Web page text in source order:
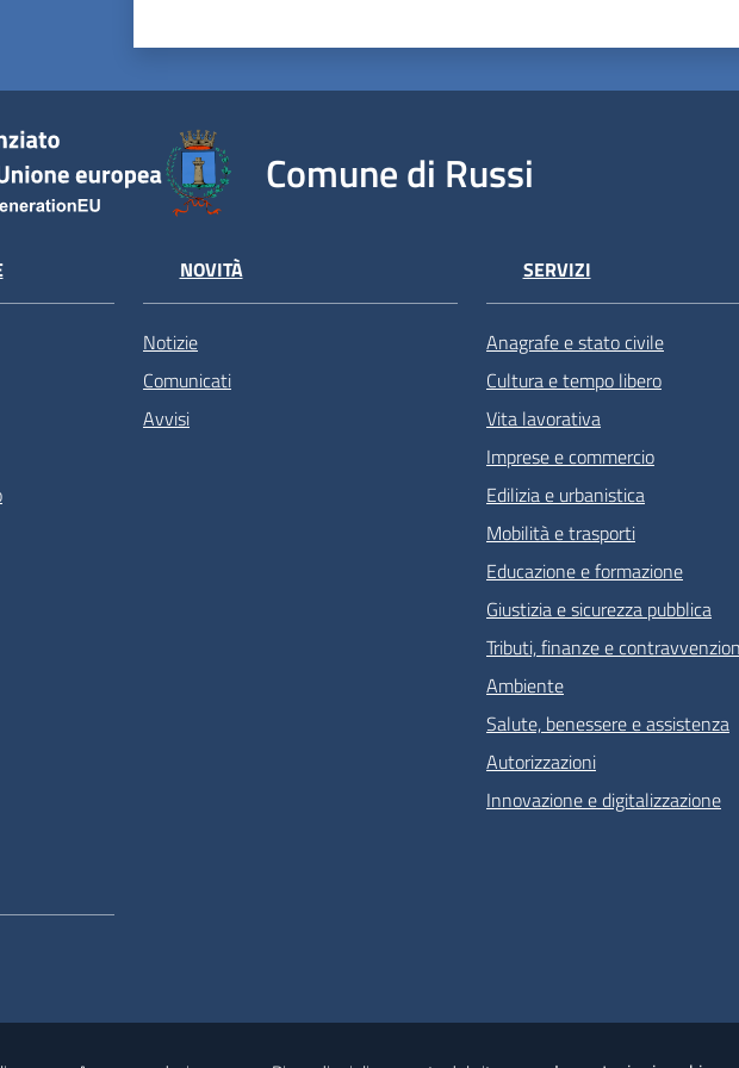
Comune di Russi
NOVITÀ
Notizie
Comunicati
Avvisi
SERVIZI
Anagrafe e stato civile
Cultura e tempo libero
Vita lavorativa
Imprese e commercio
Edilizia e urbanistica
Mobilità e trasporti
Educazione e formazione
Giustizia e sicurezza pubblica
Tributi, finanze e
Ambiente
Salute, benessere e assistenza
Autorizzazioni
Innovazione e digitalizzazione